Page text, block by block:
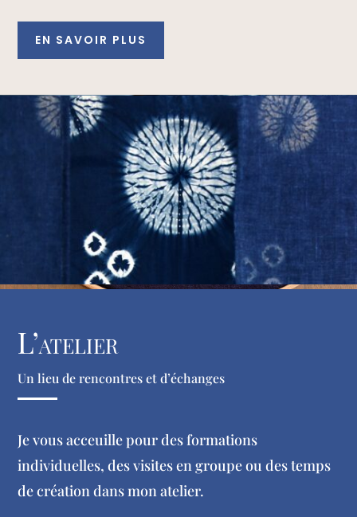
EN SAVOIR PLUS
L’atelier
Un lieu de rencontres et d’échanges
Je vous acceuille pour des formations
individuelles, des visites en groupe ou des temps
de création dans mon atelier.